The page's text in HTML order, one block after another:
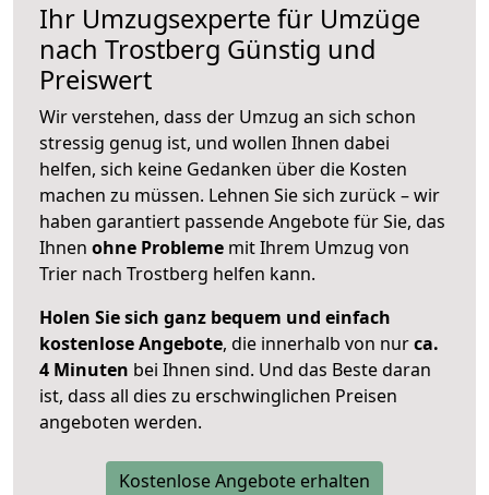
Ihr Umzugsexperte für Umzüge
nach Trostberg Günstig und
Preiswert
Wir verstehen, dass der Umzug an sich schon
stressig genug ist, und wollen Ihnen dabei
helfen, sich keine Gedanken über die Kosten
machen zu müssen. Lehnen Sie sich zurück – wir
haben garantiert passende Angebote für Sie, das
Ihnen ohne Probleme mit Ihrem Umzug von
Trier nach Trostberg helfen kann.
Holen Sie sich ganz bequem und einfach
kostenlose Angebote, die innerhalb von nurca.
4 Minuten bei Ihnen sind. Und das Beste daran
ist, dass all dies zu erschwinglichen Preisen
angeboten werden.
Kostenlose Angebote erhalten